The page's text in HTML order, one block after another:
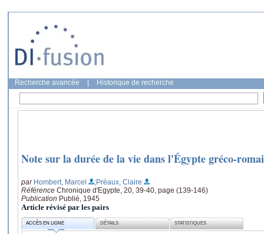
Recherche avancée Historique de recherche
Note sur la durée de la vie dans l'Égypte gréco-
par Hombert, Marcel
;Préaux, Claire
Référence Chronique d'Egypte, 20, 39-40, page (139-146)
Publication Publié, 1945
Article révisé par les pairs
ACCÈS EN LIGNE DÉTAILS STATISTIQUES